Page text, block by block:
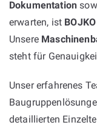
Dokumentation
erwarten, ist BOJKO
Unsere
steht für
Unser erfahrenes
detaillierten